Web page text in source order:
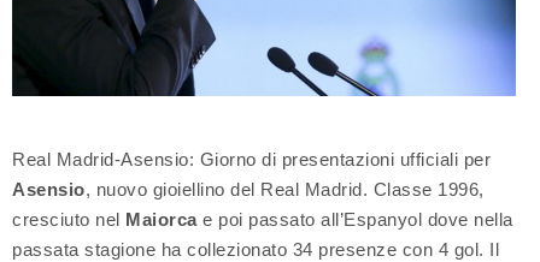
Real Madrid-Asensio: Giorno di presentazioni ufficiali per
Asensio, nuovo gioiellino del Real Madrid. Classe 1996,
cresciuto nel Maiorcae poi passato all’Espanyol dove nella
passata stagione ha collezionato 34 presenze con 4 gol. Il